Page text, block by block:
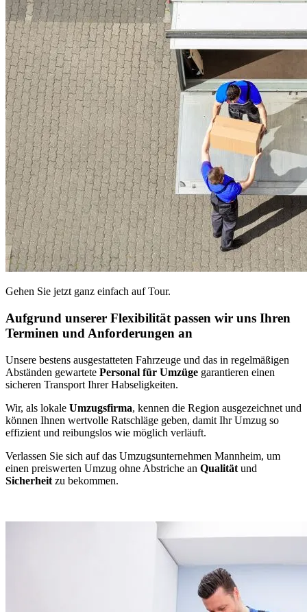
Gehen Sie jetzt ganz einfach auf Tour.
Aufgrund unserer Flexibilität passen wir uns Ihren
Terminen und Anforderungen an
Unsere bestens ausgestatteten Fahrzeuge und das in regelmäßigen
Abständen gewartete Personal für Umzüge garantieren einen
sicheren Transport Ihrer Habseligkeiten.
Wir, als lokale Umzugsfirma, kennen die Region ausgezeichnet und
können Ihnen wertvolle Ratschläge geben, damit Ihr Umzug so
effizient und reibungslos wie möglich verläuft.
Verlassen Sie sich auf das Umzugsunternehmen Mannheim, um
einen preiswerten Umzug ohne Abstriche an Qualität und
Sicherheit zu bekommen.